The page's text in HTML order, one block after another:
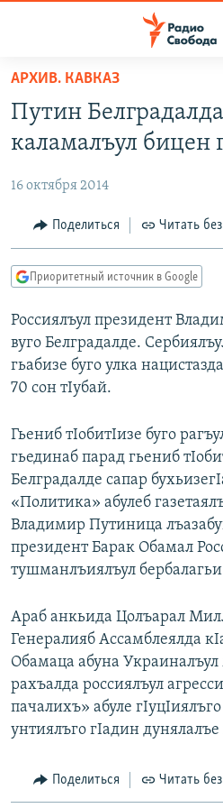
упрощенного
доступа
основному
Вернутся
главной
навигации
Вернутся
поиску
ПОДКАСТЫ
АВТОРСКИЕ ПРОЕКТЫ
ЦИТАТЫ СВОБОДЫ
МНЕНИЯ
IDEL.РЕАЛИИ
КАВКАЗ.РЕАЛИИ
СЕВЕР.РЕАЛИИ
СИБИРЬ.РЕАЛИИ
ПОДПИШИТЕСЬ НА
СОЦИАЛЬНЫЕ СЕТИ
Все сайты РСЕ/РС
АРХИВ. КАВКАЗ
Путин
каламалъул бицен
16 октября 2014
Поделиться Читать
Приоритетный источник в Google
Россиялъул президент
вуго Белградалде.
гьабизе буго улка
70 сон тIубай.
Гьениб тIобитIизе буго
гьединаб парад гьениб
Белградалде сапар
«Политика» абулеб
Владимир Путиница
президент Барак Обамал
тушманлъиялъул
Араб анкьида Цолъарал
Генералияб Ассамблеялда
Обамаца абуна
рахъалда россиялъул
пачалихъ» абуле гIуцIиялъго
унтиялъго гIадин
Поделиться Читать